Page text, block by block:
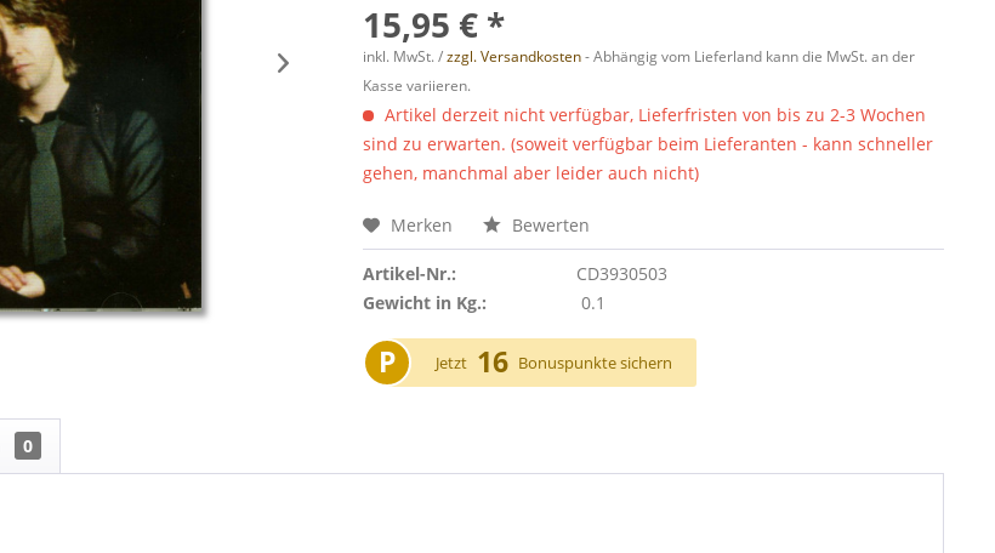
15,95 € *
inkl. MwSt. /zzgl. Versandkosten- Abhängig vom Lieferland kann die MwSt. an der
Kasse variieren.
Artikel derzeit nicht verfügbar, Lieferfristen von bis zu 2-3 Wochen
sind zu erwarten. (soweit verfügbar beim Lieferanten - kann schneller
gehen, manchmal aber leider auch nicht)
Merken Bewerten
Artikel-Nr.:
CD3930503
Gewicht in Kg.:
0.1
P Jetzt 16 Bonuspunkte sichern
0